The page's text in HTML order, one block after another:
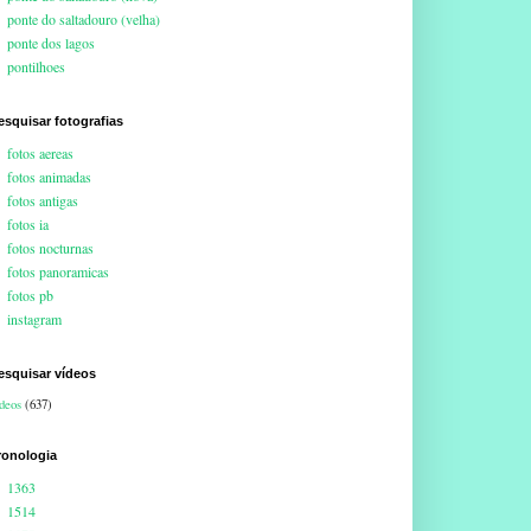
ponte do saltadouro (velha)
ponte dos lagos
pontilhoes
fotografias
fotos aereas
fotos animadas
fotos antigas
fotos ia
fotos nocturnas
fotos panoramicas
fotos pb
instagram
vídeos
(637)
1363
1514